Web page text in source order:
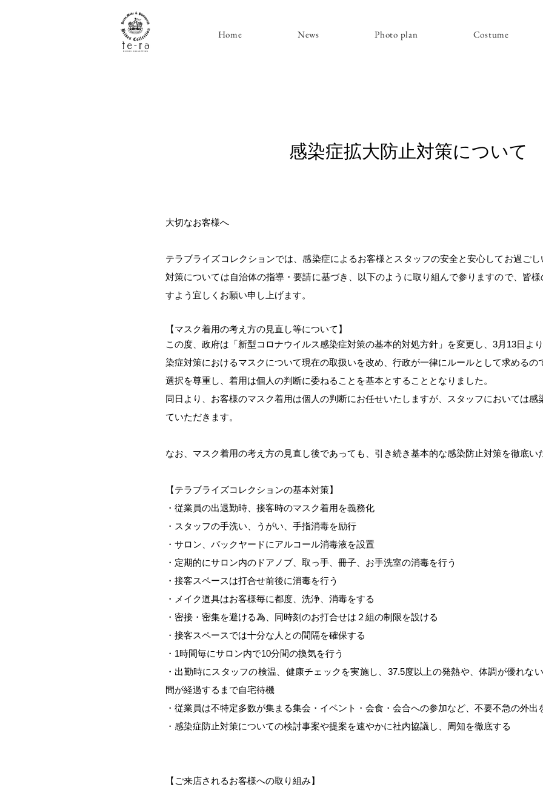
Home News Photo plan Costume
感染症拡大防止対策について
大切なお客様へ
テラブライズコレクションでは、感染症によるお客様とスタッフの安全と安心してお過ご
対策については自治体の指導・要請に基づき、以下のように取り組んで参りますので、皆
すよう宜しくお願い申し上げます。
【マスク着用の考え方の見直し等について】
この度、政府は「新型コロナウイルス感染症対策の基本的対処方針」を変更し、 3月13日よ
染症対策におけるマスクについて現在の取扱いを改め、 行政が一律にルールとして求めるの
選択を尊重し、 着用は個人の判断に委ねることを基本とすることとなりました。
同日より、お客様のマスク着用は個人の判断にお任せいたしますが、スタッフにおいては感
ていただきます。
なお、マスク着用の考え方の見直し後であっても、引き続き基本的な感染防止対策を徹底い
【テラブライズコレクションの基本対策】
・従業員の出退勤時、接客時のマスク着用を義務化
・スタッフの手洗い、うがい、手指消毒を励行
・サロン、バックヤードにアルコール消毒液を設置
・定期的にサロン内のドアノブ、取っ手、冊子、お手洗室の消毒を行う
・接客スペースは打合せ前後に消毒を行う
・メイク道具はお客様毎に都度、洗浄、消毒をする
・密接・密集を避ける為、同時刻のお打合せは２組の制限を設ける
・接客スペースでは十分な人との間隔を確保する
・1時間毎にサロン内で10分間の換気を行う
・出勤時にスタッフの検温、健康チェックを実施し、37.5度以上の発熱や、体調が優れな
間が経過するまで自宅待機
・従業員は不特定多数が集まる集会・イベント・会食・会合への参加など、不要不急の外出
・感染症防止対策についての検討事案や提案を速やかに社内協議し、周知を徹底する
【ご来店されるお客様への取り組み】